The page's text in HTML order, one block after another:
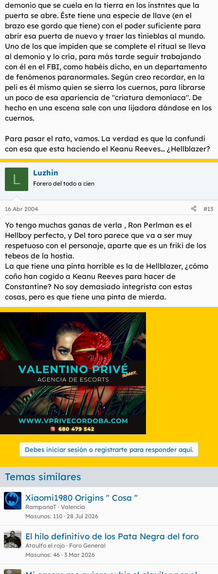
demonio que se cuela en la tierra en los instntes que la
puerta se abre. Éste tiene una especie de llave (en el
brazo ese gordo que tiene) con el poder suficiente para
abrir esa puerta de nuevo y traer las tinieblas al mundo.
Uno de los que impiden que se complete el ritual se lleva
al demonio y lo cría, para más tarde seguir trabajando
con él en el FBI, como habéis dicho, en un departamento
de fenómenos paranormales. Según creo recordar, en la
peli es él mismo quien se sierra los cuernos, para librarse
un poco de esa apariencia de "criatura demoníaca". De
hecho en una escena sale con una lijadora dándose en los
cuernos.
Para pasar el rato, vamos. La verdad es que la confundí
con esa que esta haciendo el Keanu Reeves... ¿Hellblazer?
L Luzhin
Forero del todo a cien
16 Abr 2004 #13
Yo tengo muchas ganas de verla , Ron Perlman es el
Hellboy perfecto, y Del toro parece que va a ser muy
respetuoso con el personaje, aparte que es un friki de los
tebeos de la hostia.
La que tiene una pinta horrible es la de Hellblazer, ¿cómo
coño han cogido a Keanu Reeves para hacer de
Constantine? No soy demasiado integrista con estas
cosas, pero es que tiene una pinta de mierda.
Debes iniciar sesión o registrarte para responder aquí.
Temas similares
Xiaomi1980 Origins " Cosa "
RampanaT Valencia
Masunos 110 28 Jul 2026
El hilo definitivo de los Pata Negra del foro
Ataulfo el rojo
Foro General
Masunos 46 3 Mar 2026